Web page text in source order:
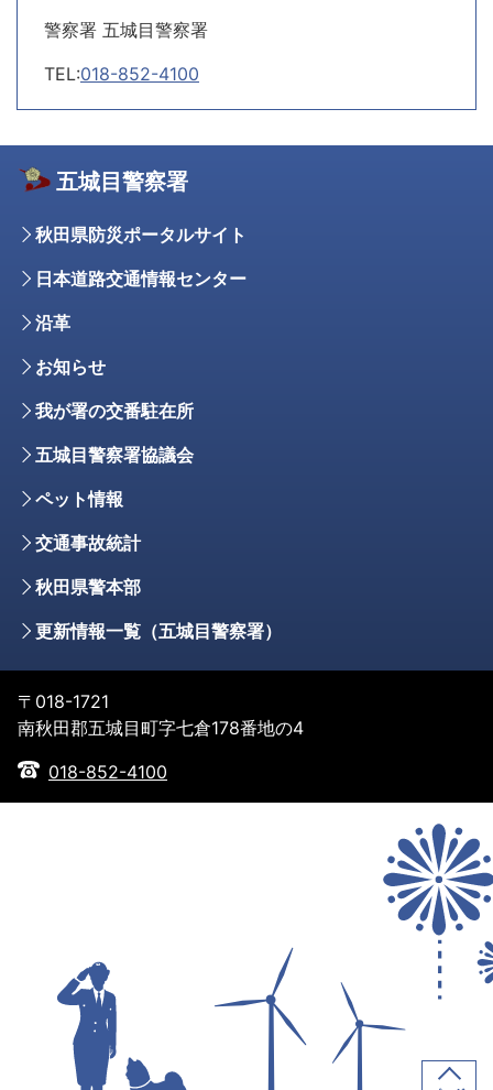
警察署 五城目警察署
TEL:018-852-4100
五城目警察署
秋田県防災ポータルサイト
日本道路交通情報センター
沿革
お知らせ
我が署の交番駐在所
五城目警察署協議会
ペット情報
交通事故統計
秋田県警本部
更新情報一覧（五城目警察署）
〒018-1721
南秋田郡五城目町字七倉178番地の4
018-852-4100